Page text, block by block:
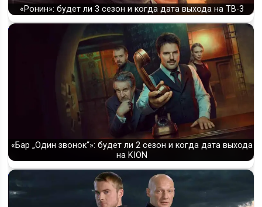
«Ронин»: будет ли 3 сезон и когда дата выхода на ТВ-3
«Бар „Один звонок“»: будет ли 2 сезон и когда дата выхода
на KION